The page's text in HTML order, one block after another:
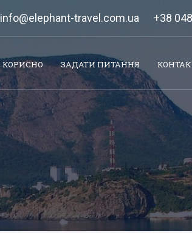
info@elephant-travel.com.ua +38
КОРИСНО ЗАДАТИ ПИТАННЯ